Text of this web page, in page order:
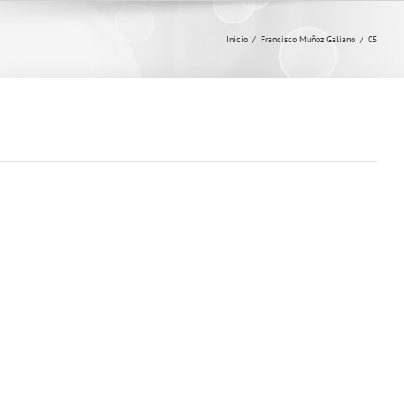
Inicio / Francisco Muñoz Galiano / 05